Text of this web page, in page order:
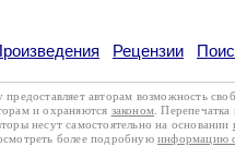
Рецензии
предоставляет авторам возможность
и охраняются законом .
несут самостоятельно на основании
более подробную информацию